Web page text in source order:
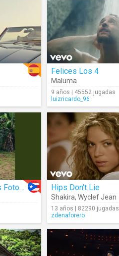
Felices Los 4
Maluma
9 años | 45552 jugadas
luizricardo_96
DTmF (Debi Tirar Mas Fotos) (Audio) Hips Don't Lie
Shakira, Wyclef Jean
13 años | 82290 jugadas
zdenaforero